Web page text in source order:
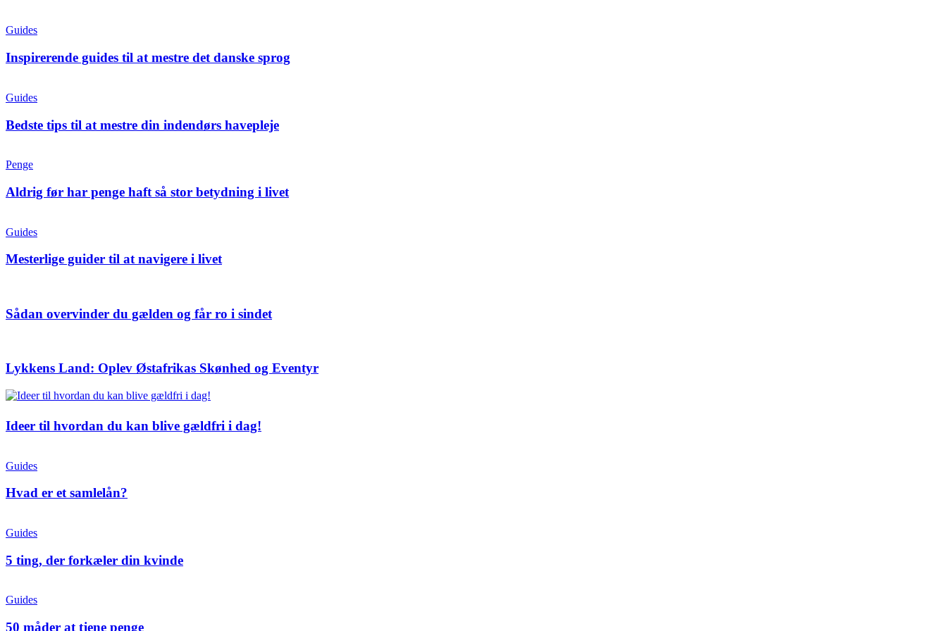
Guides
Inspirerende guides til at mestre det danske sprog
Guides
Bedste tips til at mestre din indendørs havepleje
Penge
Aldrig før har penge haft så stor betydning i livet
Guides
Mesterlige guider til at navigere i livet
Sådan overvinder du gælden og får ro i sindet
Lykkens Land: Oplev Østafrikas Skønhed og Eventyr
Ideer til hvordan du kan blive gældfri i dag!
Guides
Hvad er et samlelån?
Guides
5 ting, der forkæler din kvinde
Guides
50 måder at tjene penge